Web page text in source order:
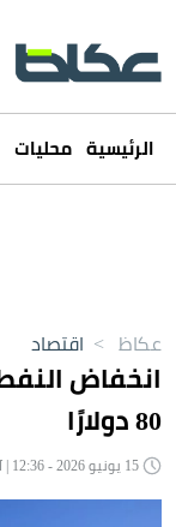
الرئيسية محليات
عكاظ > اقتصاد
80 دولارًا